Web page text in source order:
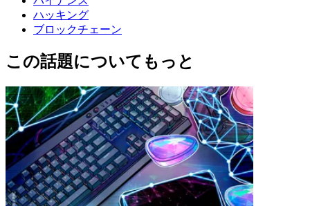
ハッキング
ブロックチェーン
この話題についてもっと